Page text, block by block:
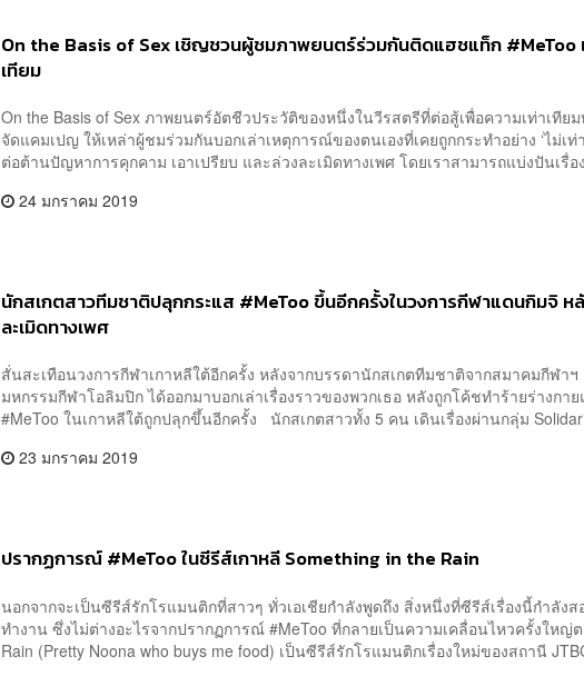
On the Basis of Sex เชิญชวนผู้ชมภาพยนตร์ร่วมกันติดแฮชแท็ก #MeToo
เทียม
On the Basis of Sex ภาพยนตร์อัตชีวประวัติของหนึ่งในวีรสตรีที่ต่อสู้เพื่อความเท่าเทียม
จัดแคมเปญ ให้เหล่าผู้ชมร่วมกันบอกเล่าเหตุการณ์ของตนเองที่เคยถูกกระทำอย่าง ‘ไม่เ
ต่อต้านปัญหาการคุกคาม เอาเปรียบ และล่วงละเมิดทางเพศ โดยเราสามารถแบ่งปันเรื่อ
24 มกราคม 2019
นักสเกตสาวทีมชาติปลุกกระแส #MeToo ขึ้นอีกครั้งในวงการกีฬาแดนกิมจิ ห
ละเมิดทางเพศ
สั่นสะเทือนวงการกีฬาเกาหลีใต้อีกครั้ง หลังจากบรรดานักสเกตทีมชาติจากสมาคมกีฬา
มหกรรมกีฬาโอลิมปิก ได้ออกมาบอกเล่าเรื่องราวของพวกเธอ หลังถูกโค้ชทำร้ายร่างกา
#MeToo ในเกาหลีใต้ถูกปลุกขึ้นอีกครั้ง นักสเกตสาวทั้ง 5 คน เดินเรื่องผ่านกลุ่ม
23 มกราคม 2019
ปรากฏการณ์ #MeToo ในซีรีส์เกาหลี Something in the Rain
นอกจากจะเป็นซีรีส์รักโรแมนติกที่สาวๆ ทั่วเอเชียกำลังพูดถึง สิ่งหนึ่งที่ซีรีส์เรื่องนี้กำลัง
ทำงาน ซึ่งไม่ต่างอะไรจากปรากฏการณ์ #MeToo ที่กลายเป็นความเคลื่อนไหวครั้งให
Rain (Pretty Noona who buys me food) เป็นซีรีส์รักโรแมนติกเรื่องใหม่ของสถานี